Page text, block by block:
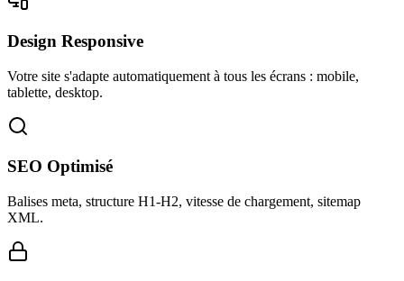
Design Responsive
Votre site s'adapte automatiquement à tous les écrans : mobile,
tablette, desktop.
SEO Optimisé
Balises meta, structure H1-H2, vitesse de chargement, sitemap
XML.